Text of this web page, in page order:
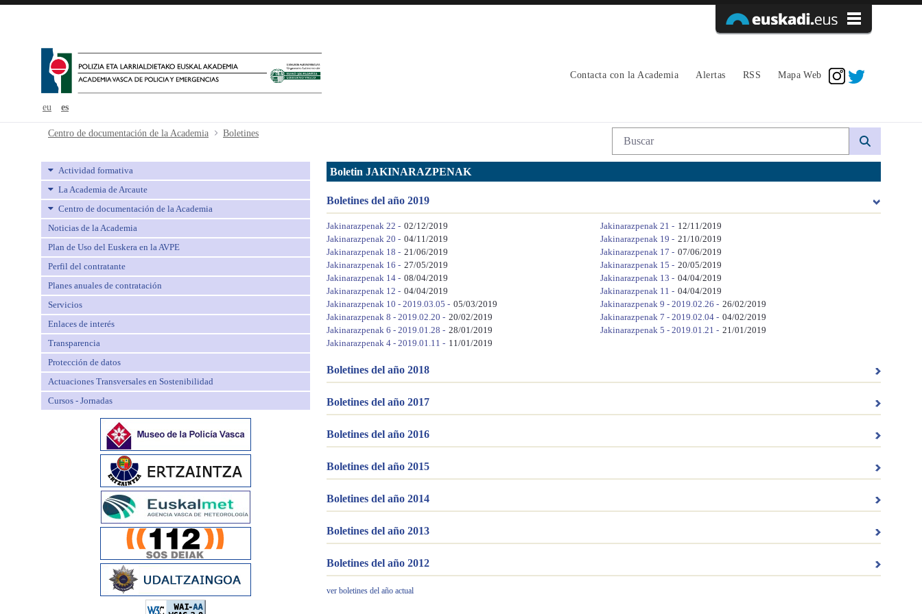
eu es
Contacta con la Academia Alertas RSS Mapa Web
Boletines - avpe
Centro de documentación de la Academia Boletines Búsqueda web
Actividad formativa
La Academia de Arcaute
Centro de documentación de la Academia
Noticias de la Academia
Plan de Uso del Euskera en la AVPE
Perfil del contratante
Planes anuales de contratación
Servicios
Enlaces de interés
Transparencia
Protección de datos
Actuaciones Transversales en Sostenibilidad
Cursos - Jornadas
Boletin JAKINARAZPENAK
Boletines del año 2019
Jakinarazpenak 22 - 02/12/2019 Jakinarazpenak 21 - 12/11/2019
Jakinarazpenak 20 - 04/11/2019 Jakinarazpenak 19 - 21/10/2019
Jakinarazpenak 18 - 21/06/2019 Jakinarazpenak 17 - 07/06/2019
Jakinarazpenak 16 - 27/05/2019 Jakinarazpenak 15 - 20/05/2019
Jakinarazpenak 14 - 08/04/2019 Jakinarazpenak 13 - 04/04/2019
Jakinarazpenak 12 - 04/04/2019 Jakinarazpenak 11 - 04/04/2019
Jakinarazpenak 10 - 2019.03.05 - 05/03/2019 Jakinarazpenak 9 - 2019.02.26 - 26/02/2019
Jakinarazpenak 8 - 2019.02.20 - 20/02/2019 Jakinarazpenak 7 - 2019.02.04 - 04/02/2019
Jakinarazpenak 6 - 2019.01.28 - 28/01/2019 Jakinarazpenak 5 - 2019.01.21 - 21/01/2019
Jakinarazpenak 4 - 2019.01.11 - 11/01/2019
Boletines del año 2018
Boletines del año 2017
Boletines del año 2016
Boletines del año 2015
Boletines del año 2014
Boletines del año 2013
Boletines del año 2012
ver boletines del año actual